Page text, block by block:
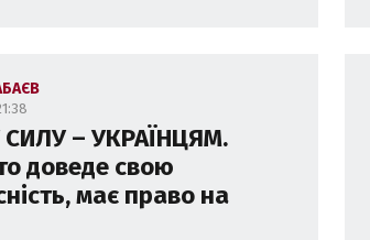
– УКРАЇНЦЯМ.
доведе свою
має право на